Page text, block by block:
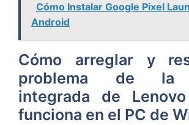
Cómo Instalar Google Pixel
Android
Cómo arreglar y
problema de la
integrada de
funciona en el PC de